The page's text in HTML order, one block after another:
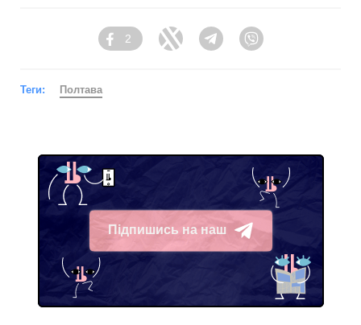
Facebook
2
Twitter TelegramViber
Теги: Полтава
Підпишись на наш
Telegram